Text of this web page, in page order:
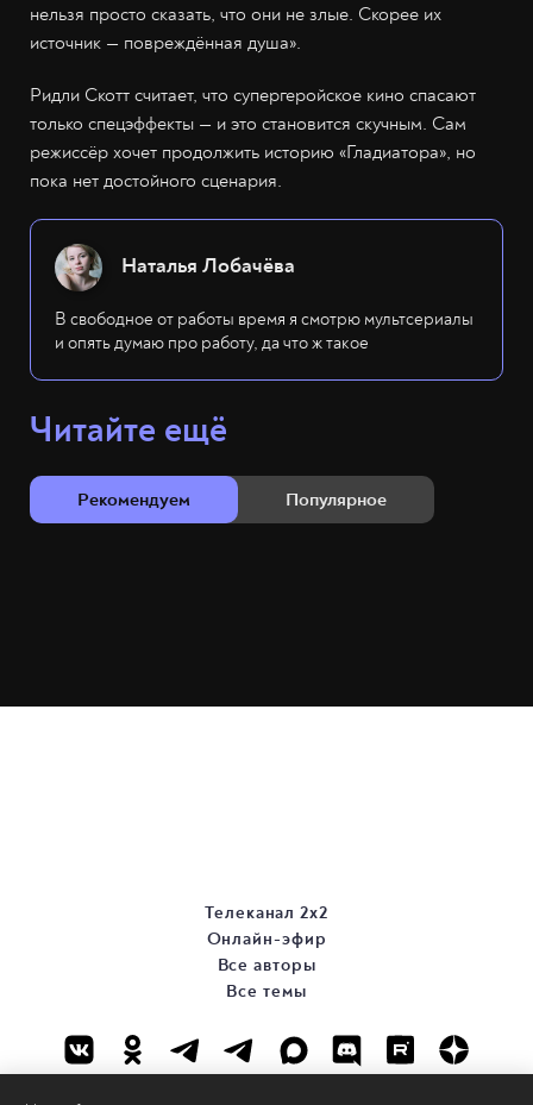
нельзя просто сказать, что они не злые. Скорее их
источник — повреждённая душа».
Ридли Скотт считает, что супергеройское кино спасают
только спецэффекты — и это становится скучным. Сам
режиссёр хочет продолжить историю «Гладиатора», но
пока нет достойного сценария.
Наталья Лобачёва
В свободное от работы время я смотрю мультсериалы
и опять думаю про работу, да что ж такое
Читайте ещё
Рекомендуем Популярное
Телеканал 2х2
Онлайн-эфир
Все авторы
Все темы